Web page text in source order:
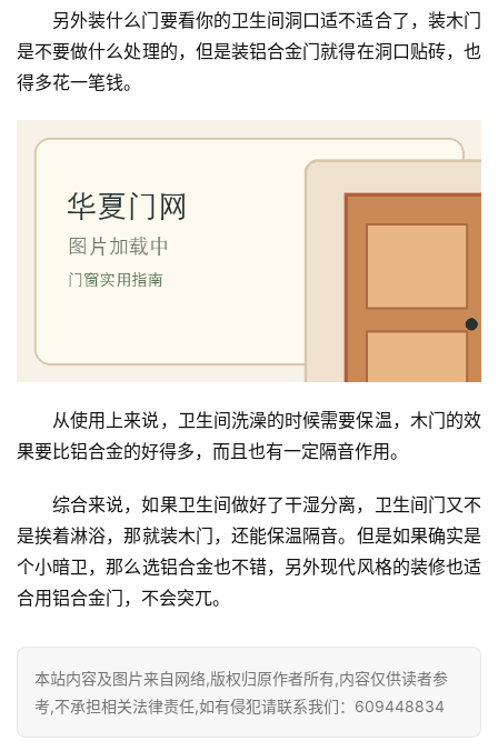
生
间
门
套
安
装
修
门
业
另外装什么门要看你的卫生间洞口适不适合了，装木门
是不要做什么处理的，但是装铝合金门就得在洞口贴砖，也
得多花一笔钱。
从使用上来说，卫生间洗澡的时候需要保温，木门的效
果要比铝合金的好得多，而且也有一定隔音作用。
综合来说，如果卫生间做好了干湿分离，卫生间门又不
是挨着淋浴，那就装木门，还能保温隔音。但是如果确实是
个小暗卫，那么选铝合金也不错，另外现代风格的装修也适
合用铝合金门，不会突兀。
本站内容及图片来自网络,版权归原作者所有,内容仅供读者参
考,不承担相关法律责任,如有侵犯请联系我们：609448834